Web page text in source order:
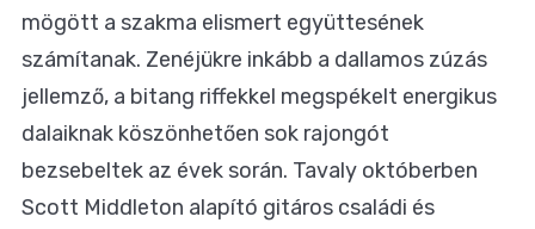
mögött a szakma elismert együttesének
számítanak. Zenéjükre inkább a dallamos zúzás
jellemző, a bitang riffekkel megspékelt energikus
dalaiknak köszönhetően sok rajongót
bezsebeltek az évek során. Tavaly októberben
Scott Middleton alapító gitáros családi és